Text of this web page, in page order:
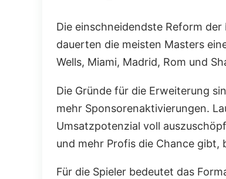
Die einschneidendste Reform
dauerten die meisten Masters
Wells, Miami, Madrid, Rom und
Die Gründe für die Erweiterung
mehr Sponsorenaktivierungen.
Umsatzpotenzial voll
und mehr Profis die Chance gibt,
Für die Spieler bedeutet das